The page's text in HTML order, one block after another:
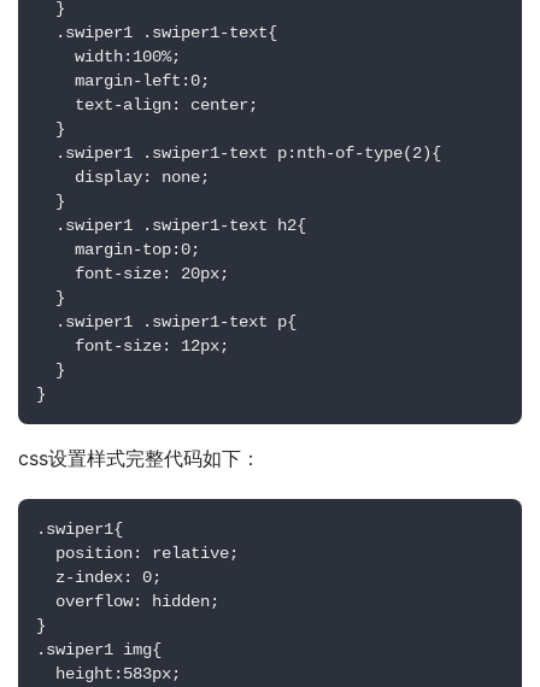
}
.swiper1 .swiper1-text{
width:100%;
margin-left:0;
text-align: center;
}
.swiper1 .swiper1-text p:nth-of-type(2){
display: none;
}
.swiper1 .swiper1-text h2{
margin-top:0;
font-size: 20px;
}
.swiper1 .swiper1-text p{
font-size: 12px;
}
}
css设置样式完整代码如下：
.swiper1{
position: relative;
z-index: 0;
overflow: hidden;
}
.swiper1 img{
height:583px;